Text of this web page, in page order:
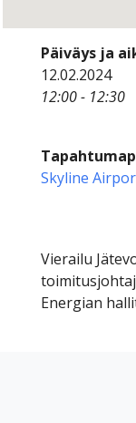
Päiväys ja
12.02.2024
12:00 - 12:30
Skyline
Vierailu
Energian